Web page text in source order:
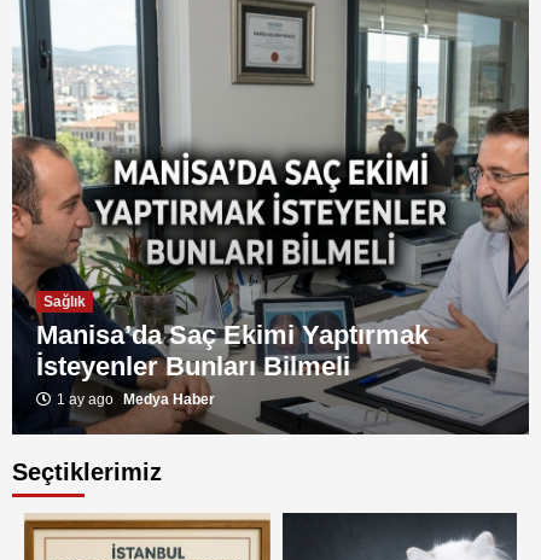
Sağlık
Manisa’da Saç Ekimi Yaptırmak
İsteyenler Bunları Bilmeli
1 ay ago Medya Haber
SeçtiklerimizMobilya Dekorasyon
Villa İç Dekorasyon : lüks ve modern